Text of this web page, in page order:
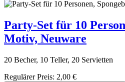
Party-Set für 10
Motiv, Neuware
20 Becher, 10 Teller, 20 Servietten
Regulärer Preis: 2,00 €